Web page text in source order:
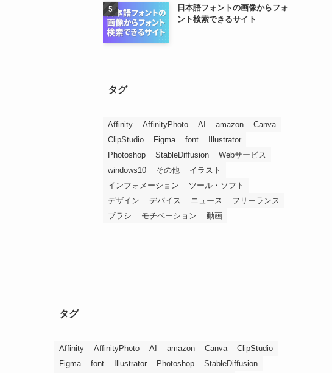
日本語フォントの画像からフォ
ント検索できるサイト
タグ
Affinity AffinityPhoto AI amazon
Canva
ClipStudio
Figma font
Illustrator
Photoshop
StableDiffusion
Webサービス
windows10
その他
イラスト
インフォメーション
ツール・ソフト
デザイン
デバイス ニュース
フリーランス
ブラシ
モチベーション 動画
タグ
Affinity AffinityPhoto AI amazon Canva
ClipStudio
Figma
font Illustrator Photoshop
StableDiffusion